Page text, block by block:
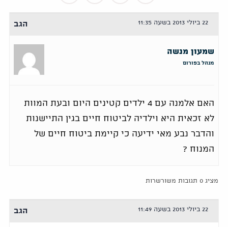
22 ביולי 2013 בשעה 11:35 הגב
שמעון מנשה
מנהל בפורום
האם אלמנה עם 4 ילדים קטינים היום ובעת המוות
לא זכאית היא וילדיה לביטוח חיים בגין התיישנות
והדבר נבע מאי ידיעה כי קיימת ביטוח חיים של
המנוח ?
מציג 0 תגובות משורשרות
22 ביולי 2013 בשעה 11:49 הגב